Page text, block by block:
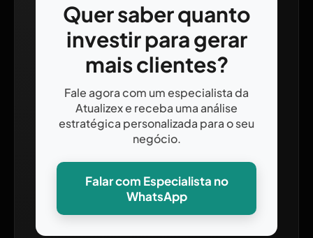
Quer saber quanto
investir para gerar
mais clientes?
Fale agora com um especialista da
Atualizex e receba uma análise
estratégica personalizada para o seu
negócio.
Falar com Especialista no
WhatsApp